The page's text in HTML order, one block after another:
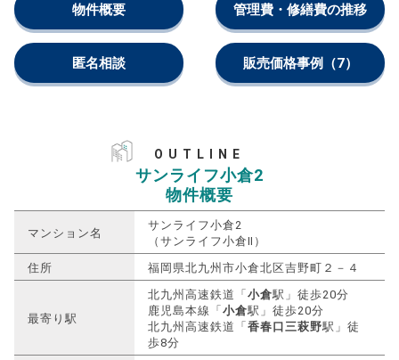
物件概要 管理費・修繕費の推移
匿名相談 販売価格事例 （7）
OUTLINE
サンライフ小倉2
物件概要
マンション名
サンライフ小倉2
（サンライフ小倉Ⅱ）
住所
福岡県北九州市小倉北区吉野町２－４
最寄り駅
北九州高速鉄道「小倉駅」徒歩20分
鹿児島本線「小倉駅」徒歩20分
北九州高速鉄道「香春口三萩野駅」徒
歩8分